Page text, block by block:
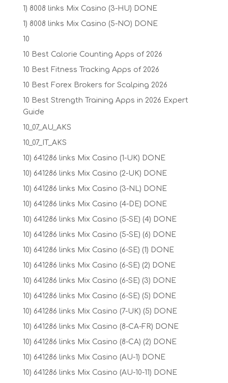
1) 8008 links Mix Casino (3-HU) DONE
1) 8008 links Mix Casino (5-NO) DONE
10
10 Best Calorie Counting Apps of 2026
10 Best Fitness Tracking Apps of 2026
10 Best Forex Brokers for Scalping 2026
10 Best Strength Training Apps in 2026 Expert
Guide
10_07_AU_AKS
10_07_IT_AKS
10) 641286 links Mix Casino (1-UK) DONE
10) 641286 links Mix Casino (2-UK) DONE
10) 641286 links Mix Casino (3-NL) DONE
10) 641286 links Mix Casino (4-DE) DONE
10) 641286 links Mix Casino (5-SE) (4) DONE
10) 641286 links Mix Casino (5-SE) (6) DONE
10) 641286 links Mix Casino (6-SE) (1) DONE
10) 641286 links Mix Casino (6-SE) (2) DONE
10) 641286 links Mix Casino (6-SE) (3) DONE
10) 641286 links Mix Casino (6-SE) (5) DONE
10) 641286 links Mix Casino (7-UK) (5) DONE
10) 641286 links Mix Casino (8-CA-FR) DONE
10) 641286 links Mix Casino (8-CA) (2) DONE
10) 641286 links Mix Casino (AU-1) DONE
10) 641286 links Mix Casino (AU-10-11) DONE